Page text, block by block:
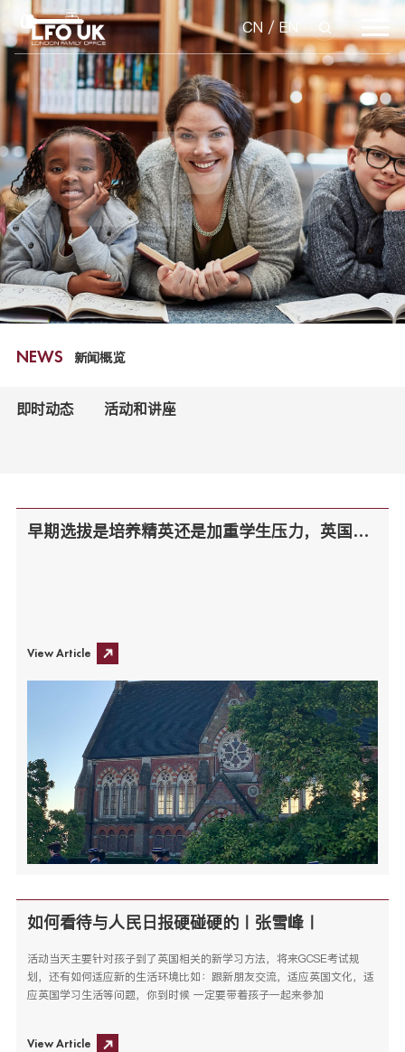
CN / EN
NEWS 新闻概览
即时动态 活动和讲座
早期选拔是培养精英还是加重学生压力，英国九大公学：哈罗公学访校之旅
View Article
如何看待与人民日报硬碰硬的ㅣ张雪峰ㅣ
活动当天主要针对孩子到了英国相关的新学习方法，将来GCSE考试规
划，还有如何适应新的生活环境比如：跟新朋友交流，适应英国文化，适
应英国学习生活等问题，你到时候 一定要带着孩子一起来参加
View Article